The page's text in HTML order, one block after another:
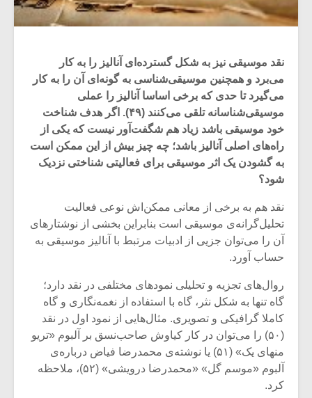
نقد موسیقی نیز به شکل گسترده‌ای آنالیز را به‌ کار
می‌برد و همچنین موسیقی‌شناسی به گونه‌ای آن را به کار
می‌گیرد تا حدی که برخی اساسا آنالیز را عملی
موسیقی‌شناسانه تلقی می‌کنند (۴۹). اگر هدف شناخت
خود موسیقی باشد زیاد هم شگفت‌آور نیست که یکی از
راه‌های اصلی آنالیز باشد؛ چه چیز بیش از این ممکن است
به گشودن یک اثر موسیقی برای فعالیتی شناختی نزدیک
شود؟
نقد هم به برخی از معانی ممکن‌اش نوعی فعالیت
تحلیل‌گرانه‌ی موسیقی است بنابراین بخشی از نوشتارهای
آن را می‌توان جزیی از ادبیات مرتبط با آنالیز موسیقی به
حساب آورد.
روال‌های تجزیه و تحلیلی نمودهای مختلفی در نقد دارد؛
گاه تنها به شکل نثر، گاه با استفاده از نغمه‌نگاری و گاه
کاملا گرافیکی و تصویری. مثال‌هایی از نمود اول در نقد
(۵۰) را می‌توان در کار کیاوش صاحب‌نسق بر آلبوم «تریو
منهای یک» (۵۱) یا نوشته‌ی محمدرضا فیاض درباره‌ی
آلبوم «موسم گل» «محمدرضا درویشی» (۵۲)، ملاحظه
کرد.